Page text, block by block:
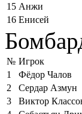
15 Анжи
16 Енисей
№ Игрок
1
Фёдор Чалов
2
Сердар Азмун
3
Виктор